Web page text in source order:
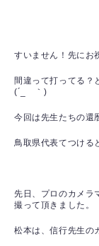
すいません！先にお
間違って打ってる？
(´_ゝ｀)
今回は先生たちの還
鳥取県代表てつける
先日、プロのカメラ
撮って頂きました。
松本は、信行先生の